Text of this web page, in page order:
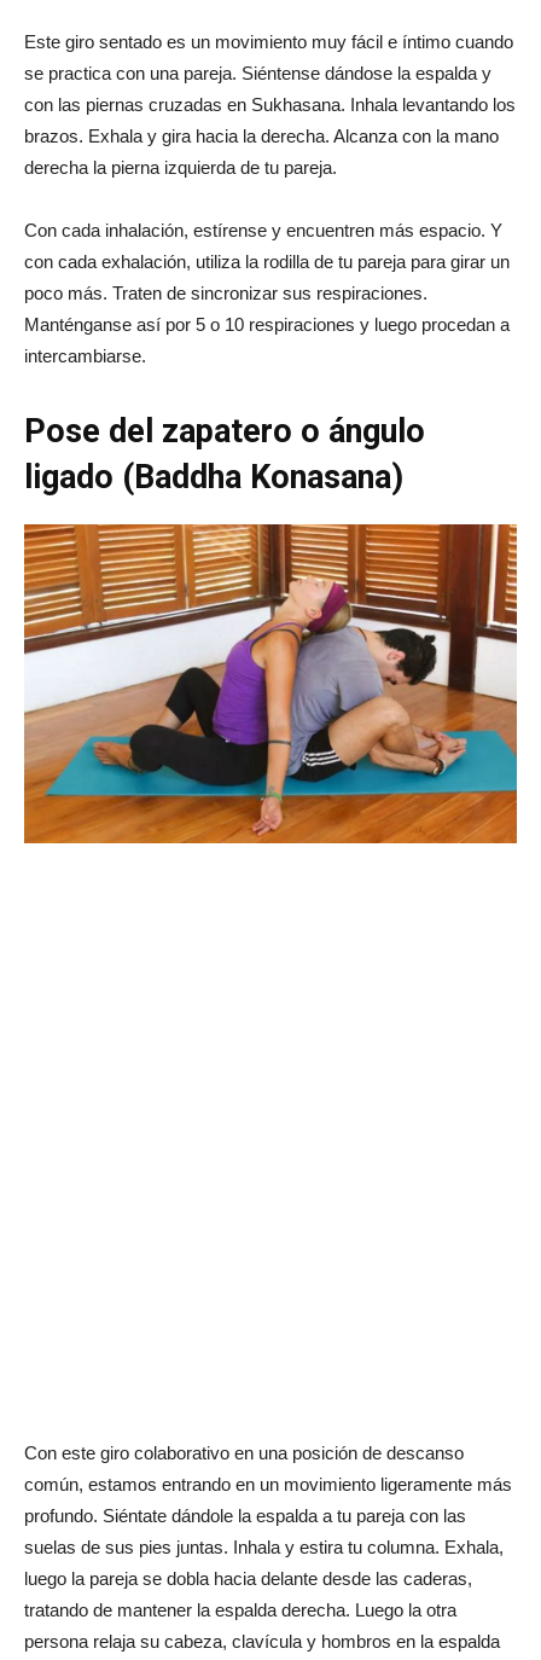
Este giro sentado es un movimiento muy fácil e íntimo cuando
se practica con una pareja. Siéntense dándose la espalda y
con las piernas cruzadas en Sukhasana. Inhala levantando los
brazos. Exhala y gira hacia la derecha. Alcanza con la mano
derecha la pierna izquierda de tu pareja.
Con cada inhalación, estírense y encuentren más espacio. Y
con cada exhalación, utiliza la rodilla de tu pareja para girar un
poco más. Traten de sincronizar sus respiraciones.
Manténganse así por 5 o 10 respiraciones y luego procedan a
intercambiarse.
Pose del zapatero o ángulo
ligado (Baddha Konasana)
Con este giro colaborativo en una posición de descanso
común, estamos entrando en un movimiento ligeramente más
profundo. Siéntate dándole la espalda a tu pareja con las
suelas de sus pies juntas. Inhala y estira tu columna. Exhala,
luego la pareja se dobla hacia delante desde las caderas,
tratando de mantener la espalda derecha. Luego la otra
persona relaja su cabeza, clavícula y hombros en la espalda